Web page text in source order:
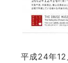
平成24年